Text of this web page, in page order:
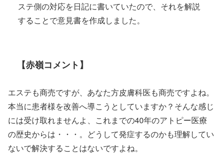
ステ側の対応を日記に書いていたので、それを解説
することで意見書を作成しました。
【赤嶺コメント】
エステも商売ですが、あなた方皮膚科医も商売ですよね。
本当に患者様を改善へ導こうとしていますか？そんな感じ
には受け取れませんよ、これまでの40年のアトピー医療
の歴史からは・・・。どうして発症するのかも理解してい
ないで解決することはないですよね。